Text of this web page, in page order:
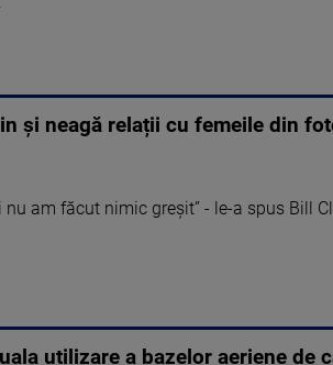
și neagă relații cu femeile din
am făcut nimic greșit” - le-a spus Bill
utilizare a bazelor aeriene de